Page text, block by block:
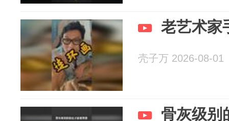
老艺术家
壳子万 2026-08-01
骨灰级别